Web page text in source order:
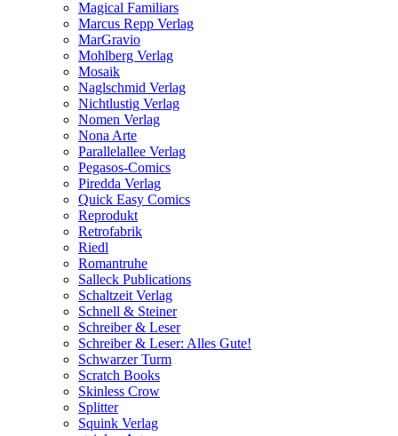
Magical Familiars
Marcus Repp Verlag
MarGravio
Mohlberg Verlag
Mosaik
Naglschmid Verlag
Nichtlustig Verlag
Nomen Verlag
Nona Arte
Parallelallee Verlag
Pegasos-Comics
Piredda Verlag
Quick Easy Comics
Reprodukt
Retrofabrik
Riedl
Romantruhe
Salleck Publications
Schaltzeit Verlag
Schnell & Steiner
Schreiber & Leser
Schreiber & Leser: Alles Gute!
Schwarzer Turm
Scratch Books
Skinless Crow
Splitter
Squink Verlag